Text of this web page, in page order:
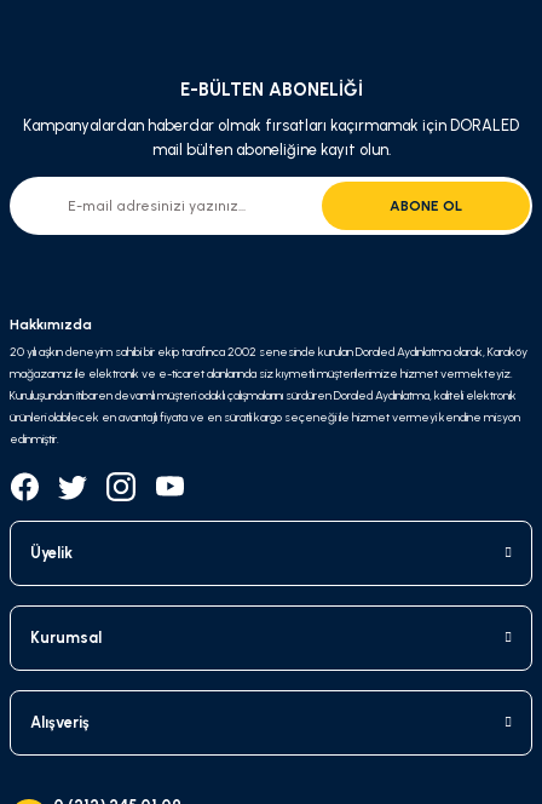
E-BÜLTEN ABONELİĞİ
Kampanyalardan haberdar olmak fırsatları kaçırmamak için DORALED
mail bülten aboneliğine kayıt olun.
ABONE OL
Hakkımızda
20 yılı aşkın deneyim sahibi bir ekip tarafınca 2002 senesinde kurulan Doraled Aydınlatma olarak, Karaköy
mağazamız ile elektronik ve e-ticaret alanlarında siz kıymetli müşterilerimize hizmet vermekteyiz.
Kuruluşundan itibaren devamlı müşteri odaklı çalışmalarını sürdüren Doraled Aydınlatma, kaliteli elektronik
ürünleri olabilecek en avantajlı fiyata ve en süratli kargo seçeneği ile hizmet vermeyi kendine misyon
edinmiştir.
Üyelik
Kurumsal
Alışveriş